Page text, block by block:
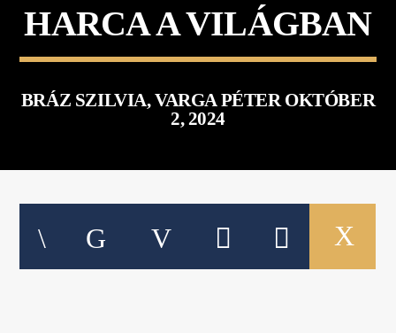
HARCA A VILÁGBAN
BRÁZ SZILVIA, VARGA PÉTER OKTÓBER
2, 2024